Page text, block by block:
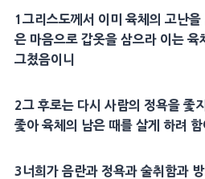
1 그리스도께서 이미 육체의 고난을
은 마음으로 갑옷을 삼으라 이는 육
그쳤음이니
2그 후로는 다시 사람의 정욕을 좇
좇아 육체의 남은 때를 살게 하려 함
3너희가 음란과 정욕과 술취함과